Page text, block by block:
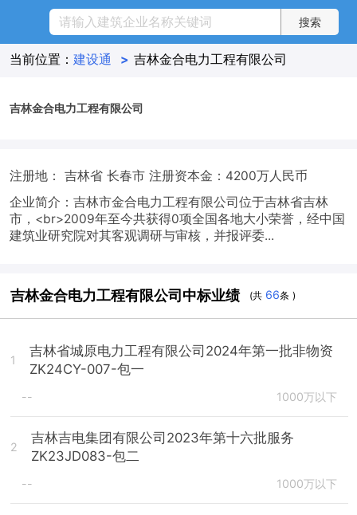
当前位置： 建设通 > 吉林金合电力工程有限公司
吉林金合电力工程有限公司
注册地： 吉林省 长春市 注册资本金：4200万人民币
企业简介：吉林市金合电力工程有限公司位于吉林省吉林
市，<br>2009年至今共获得0项全国各地大小荣誉，经中国
建筑业研究院对其客观调研与审核，并报评委...
吉林金合电力工程有限公司中标业绩 (共 66条 )
1
吉林省城原电力工程有限公司2024年第一批非物资
ZK24CY-007-包一
-- 1000万以下
2
吉林吉电集团有限公司2023年第十六批服务
ZK23JD083-包二
-- 1000万以下